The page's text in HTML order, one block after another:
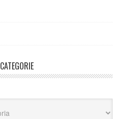
CATEGORIE